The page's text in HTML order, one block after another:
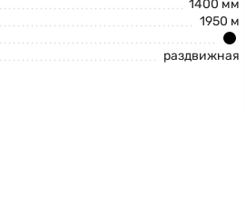
1400 мм
1950 м
раздвижная